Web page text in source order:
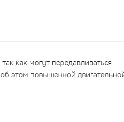
как могут передавливаться
этом повышенной